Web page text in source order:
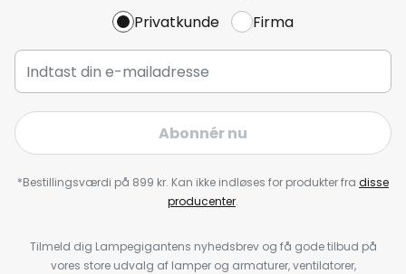
Privatkunde Firma
Abonnér nu
*Bestillingsværdi på 899 kr. Kan ikke indløses for produkter fra disse
producenter.
Tilmeld dig Lampegigantens nyhedsbrev og få gode tilbud på
vores store udvalg af lamper og armaturer, ventilatorer,